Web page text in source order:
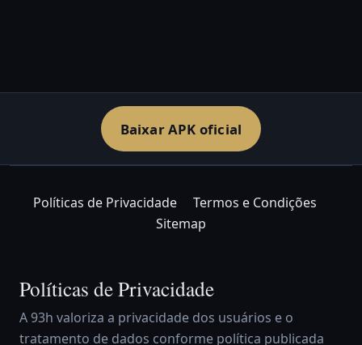
Baixar APK oficial
Políticas de Privacidade
Termos e Condições
Sitemap
Políticas de Privacidade
A 93h valoriza a privacidade dos usuários e o
tratamento de dados conforme política publicada